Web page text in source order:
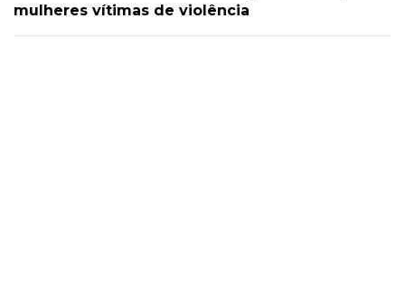
mulheres vítimas de violência